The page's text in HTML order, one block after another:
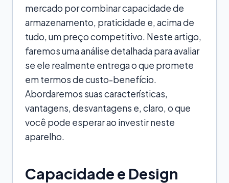
mercado por combinar capacidade de
armazenamento, praticidade e, acima de
tudo, um preço competitivo. Neste artigo,
faremos uma análise detalhada para avaliar
se ele realmente entrega o que promete
em termos de custo-benefício.
Abordaremos suas características,
vantagens, desvantagens e, claro, o que
você pode esperar ao investir neste
aparelho.
Capacidade e Design